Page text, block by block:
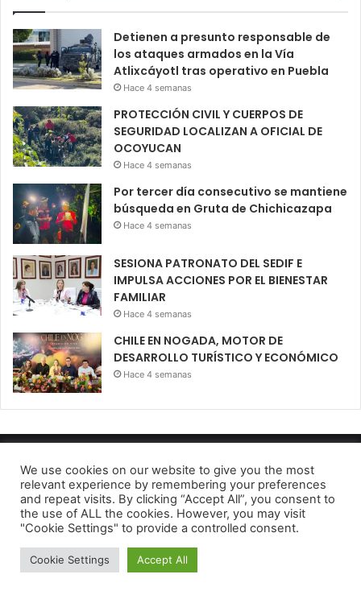
Detienen a presunto responsable de
los ataques armados en la Vía
Atlixcáyotl tras operativo en Puebla
Hace 4 semanas
PROTECCIÓN CIVIL Y CUERPOS DE
SEGURIDAD LOCALIZAN A OFICIAL DE
OCOYUCAN
Hace 4 semanas
Por tercer día consecutivo se mantiene
búsqueda en Gruta de Chichicazapa
Hace 4 semanas
SESIONA PATRONATO DEL SEDIF E
IMPULSA ACCIONES POR EL BIENESTAR
FAMILIAR
Hace 4 semanas
CHILE EN NOGADA, MOTOR DE
DESARROLLO TURÍSTICO Y ECONÓMICO
Hace 4 semanas
Diario El Oportuno 2022
Aviso de Privacidad
Facebook
TwitterTelegram
We use cookies on our website to give you the most
relevant experience by remembering your preferences
and repeat visits. By clicking “Accept All”, you consent to
the use of ALL the cookies. However, you may visit
"Cookie Settings" to provide a controlled consent.
Cookie Settings Accept All